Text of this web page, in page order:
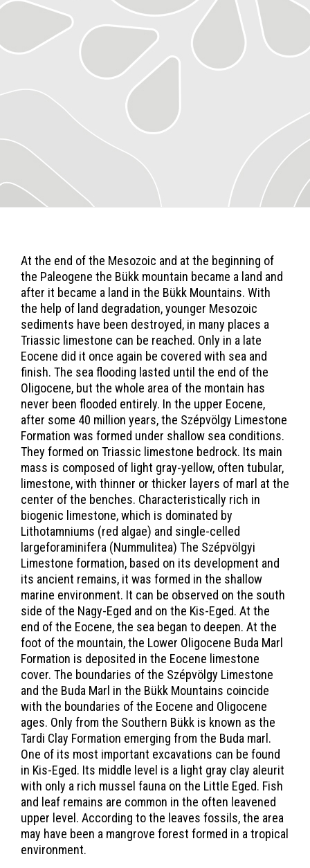
At the end of the Mesozoic and at the beginning of
the Paleogene the Bükk mountain became a land and
after it became a land in the Bükk Mountains. With
the help of land degradation, younger Mesozoic
sediments have been destroyed, in many places a
Triassic limestone can be reached. Only in a late
Eocene did it once again be covered with sea and
finish. The sea flooding lasted until the end of the
Oligocene, but the whole area of the montain has
never been flooded entirely. In the upper Eocene,
after some 40 million years, the Szépvölgy Limestone
Formation was formed under shallow sea conditions.
They formed on Triassic limestone bedrock. Its main
mass is composed of light gray-yellow, often tubular,
limestone, with thinner or thicker layers of marl at the
center of the benches. Characteristically rich in
biogenic limestone, which is dominated by
Lithotamniums (red algae) and single-celled
largeforaminifera (Nummulitea) The Szépvölgyi
Limestone formation, based on its development and
its ancient remains, it was formed in the shallow
marine environment. It can be observed on the south
side of the Nagy-Eged and on the Kis-Eged. At the
end of the Eocene, the sea began to deepen. At the
foot of the mountain, the Lower Oligocene Buda Marl
Formation is deposited in the Eocene limestone
cover. The boundaries of the Szépvölgy Limestone
and the Buda Marl in the Bükk Mountains coincide
with the boundaries of the Eocene and Oligocene
ages. Only from the Southern Bükk is known as the
Tardi Clay Formation emerging from the Buda marl.
One of its most important excavations can be found
in Kis-Eged. Its middle level is a light gray clay aleurit
with only a rich mussel fauna on the Little Eged. Fish
and leaf remains are common in the often leavened
upper level. According to the leaves fossils, the area
may have been a mangrove forest formed in a tropical
environment.